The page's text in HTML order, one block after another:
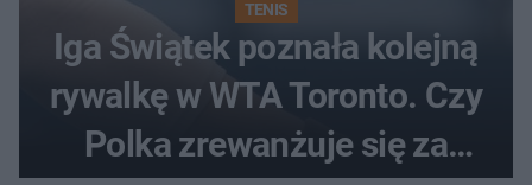
TENIS
Iga Świątek poznała kolejną
rywalkę w WTA Toronto. Czy
Polka zrewanżuje się za